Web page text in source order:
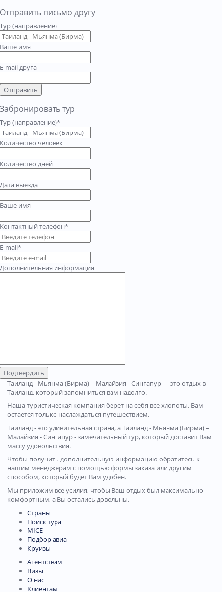
Отправить письмо другу
Тур (направление)
Ваше имя
E-mail друга
Отправить
Забронировать тур
Тур (направление)*
Количество человек
Количество дней
Дата выезда
Ваше имя
Контактный телефон*
E-mail*
Дополнительная информация
Подтвердить
Таиланд - Мьянма (Бирма) – Малайзия - Сингапур — это отдых в
Таиланд, который запомниться вам надолго.
Наша туристическая компания берет на себя все хлопоты, Вам
остается только наслаждаться путешествием.
Таиланд - это удивительная страна, а Таиланд - Мьянма (Бирма) –
Малайзия - Сингапур - замечательный тур, который доставит Вам
массу удовольствия.
Чтобы получить дополнительную информацию обратитесь к
нашим менеджерам с помощью формы заказа или другим
способом, который будет Вам удобен.
Мы приложим все усилия, чтобы Ваш отдых был максимально
комфортным, а Вы остались довольны.
Страны
Поиск тура
MICE
Подбор авиа
Круизы
Агентствам
Визы
О нас
Клиентам